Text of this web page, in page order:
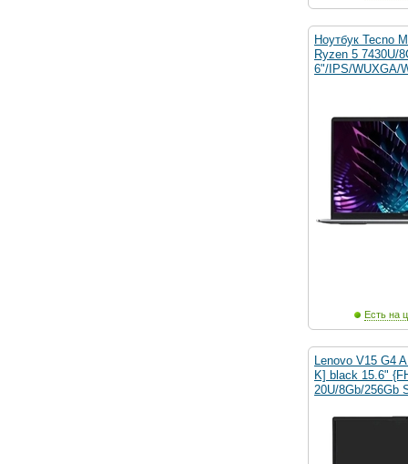
Ноутбук Tecno
Ryzen 5 7430U/
6"/IPS/WUXGA/
Есть на
Lenovo V15 G4
K] black 15.6"
20U/8Gb/256Gb